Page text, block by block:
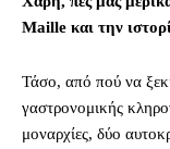
Maille και την
Τάσο, από πού να
γαστρονομικής
μοναρχίες, δύο